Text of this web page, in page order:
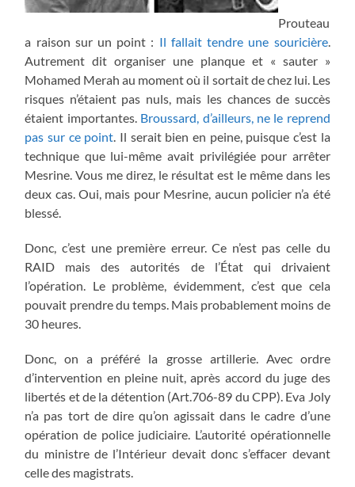
Prouteau
a raison sur un point : Il fallait tendre une souricière.
Autrement dit organiser une planque et « sauter »
Mohamed Merah au moment où il sortait de chez lui. Les
risques n’étaient pas nuls, mais les chances de succès
étaient importantes. Broussard, d’ailleurs, ne le reprend
pas sur ce point. Il serait bien en peine, puisque c’est la
technique que lui-même avait privilégiée pour arrêter
Mesrine. Vous me direz, le résultat est le même dans les
deux cas. Oui, mais pour Mesrine, aucun policier n’a été
blessé.
Donc, c’est une première erreur. Ce n’est pas celle du
RAID mais des autorités de l’État qui drivaient
l’opération. Le problème, évidemment, c’est que cela
pouvait prendre du temps. Mais probablement moins de
30 heures.
Donc, on a préféré la grosse artillerie. Avec ordre
d’intervention en pleine nuit, après accord du juge des
libertés et de la détention (Art.706-89 du CPP). Eva Joly
n’a pas tort de dire qu’on agissait dans le cadre d’une
opération de police judiciaire. L’autorité opérationnelle
du ministre de l’Intérieur devait donc s’effacer devant
celle des magistrats.